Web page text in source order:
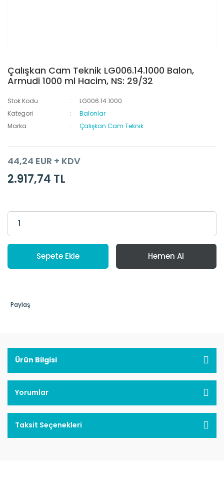
Çalışkan Cam Teknik LG006.14.1000 Balon,
Armudi 1000 ml Hacim, NS: 29/32
Stok Kodu
LG006.14.1000
Kategori
Balonlar
Marka
Çalışkan Cam Teknik
44,24 EUR + KDV
2.917,74 TL
Sepete Ekle Hemen Al
Paylaş
Ürün Bilgisi
Yorumlar
Taksit Seçenekleri